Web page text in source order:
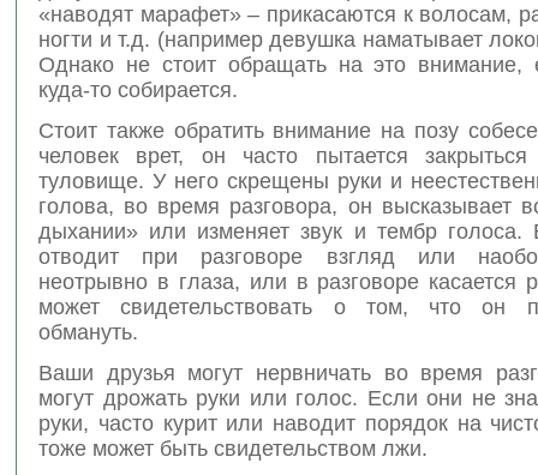
«наводят марафет» – прикасаются к волосам,
ногти и т.д. (например девушка наматывает
Однако не стоит обращать на это внимание,
куда-то собирается.
Стоит также обратить внимание на позу
человек врет, он часто пытается
туловище. У него скрещены руки и
голова, во время разговора, он высказывает
дыхании» или изменяет звук и тембр голоса.
отводит при разговоре взгляд или
неотрывно в глаза, или в разговоре касается
может свидетельствовать о том, что он
обмануть.
Ваши друзья могут нервничать во время
могут дрожать руки или голос. Если они не
руки, часто курит или наводит порядок на
тоже может быть свидетельством лжи.